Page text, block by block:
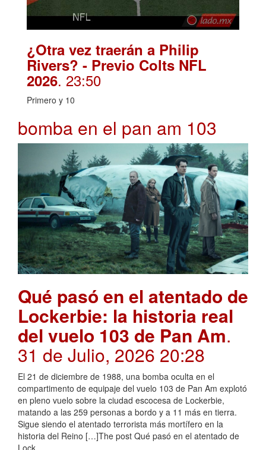
¿Otra vez traerán a Philip
Rivers? - Previo Colts NFL
2026. 23:50
Primero y 10
bomba en el pan am 103
Qué pasó en el atentado de
Lockerbie: la historia real
del vuelo 103 de Pan Am.
31 de Julio, 2026 20:28
El 21 de diciembre de 1988, una bomba oculta en el
compartimento de equipaje del vuelo 103 de Pan Am explotó
en pleno vuelo sobre la ciudad escocesa de Lockerbie,
matando a las 259 personas a bordo y a 11 más en tierra.
Sigue siendo el atentado terrorista más mortífero en la
historia del Reino […]The post Qué pasó en el atentado de